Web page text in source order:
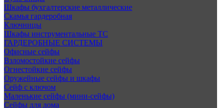
Шкафы бухгалтерские металлические
Скамья гардеробная
Ключницы
Шкафы инструментальные ТС
ГАРДЕРОБНЫЕ СИСТЕМЫ
Офисные сейфы
Взломостойкие сейфы
Огнестойкие сейфы
Оружейные сейфы и шкафы
Сейф с ключом
Маленькие сейфы (мини-сейфы)
Сейфы для дома